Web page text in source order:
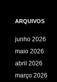
ARQUIVOS
junho 2026
maio 2026
abril 2026
março 2026